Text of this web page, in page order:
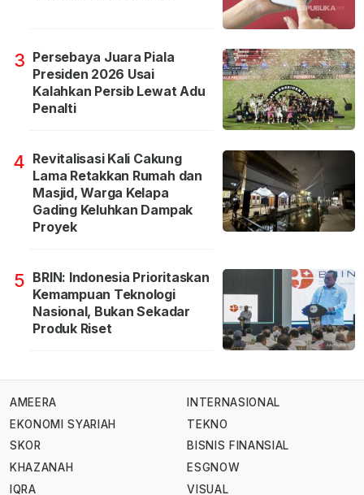
3 Persebaya Juara Piala
Presiden 2026 Usai
Kalahkan Persib Lewat Adu
Penalti
4 Revitalisasi Kali Cakung
Lama Retakkan Rumah dan
Masjid, Warga Kelapa
Gading Keluhkan Dampak
Proyek
5 BRIN: Indonesia Prioritaskan
Kemampuan Teknologi
Nasional, Bukan Sekadar
Produk Riset
AMEERA
EKONOMI SYARIAH
SKOR
KHAZANAH
IQRA
INTERNASIONAL
TEKNO
BISNIS FINANSIAL
ESGNOW
VISUAL